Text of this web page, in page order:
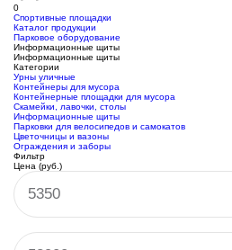
0
Спортивные площадки
Каталог продукции
Парковое оборудование
Информационные щиты
Информационные щиты
Категории
Урны уличные
Контейнеры для мусора
Контейнерные площадки для мусора
Скамейки, лавочки, столы
Информационные щиты
Парковки для велосипедов и самокатов
Цветочницы и вазоны
Ограждения и заборы
Фильтр
Цена (руб.)